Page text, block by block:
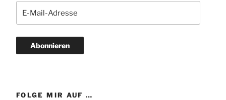
Mail-
Abonnieren
FOLGE MIR AUF …